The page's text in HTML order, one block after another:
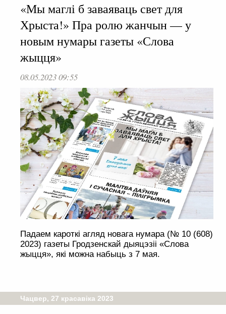
«Мы маглі б заваяваць свет для
Хрыста!» Пра ролю жанчын — у
новым нумары газеты «Слова
жыцця»
08.05.2023 09:55
Падаем кароткі агляд новага нумара (№ 10 (608)
2023) газеты Гродзенскай дыяцэзіі «Слова
жыцця», які можна набыць з 7 мая.
Чацвер, 27 красавіка 2023